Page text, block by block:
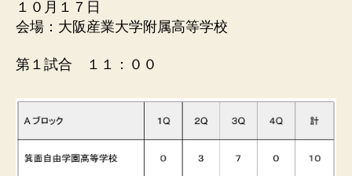
１０月１７日
会場：大阪産業大学附属高等学校
第１試合 １１：００